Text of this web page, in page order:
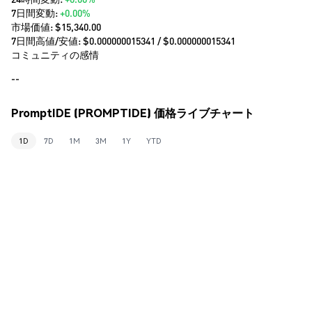
7日間変動:+0.00%
市場価値:$15,340.00
7日間高値/安値: $0.000000015341 / $0.000000015341
コミュニティの感情
--
PromptIDE (PROMPTIDE) 価格ライブチャート
1D 7D 1M 3M 1Y YTD